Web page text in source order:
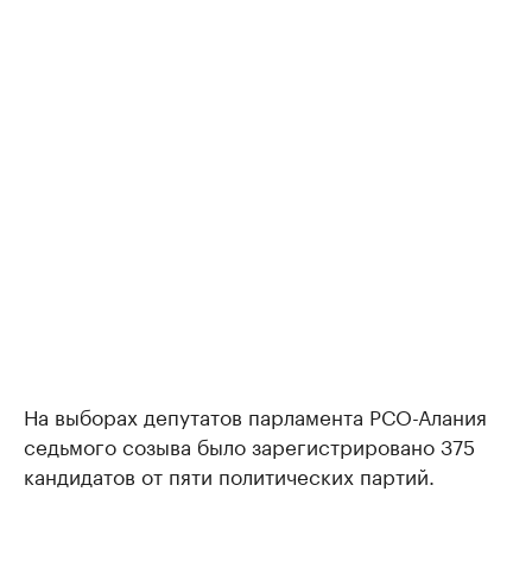
На выборах депутатов парламента РСО-Алания
седьмого созыва было зарегистрировано 375
кандидатов от пяти политических партий.